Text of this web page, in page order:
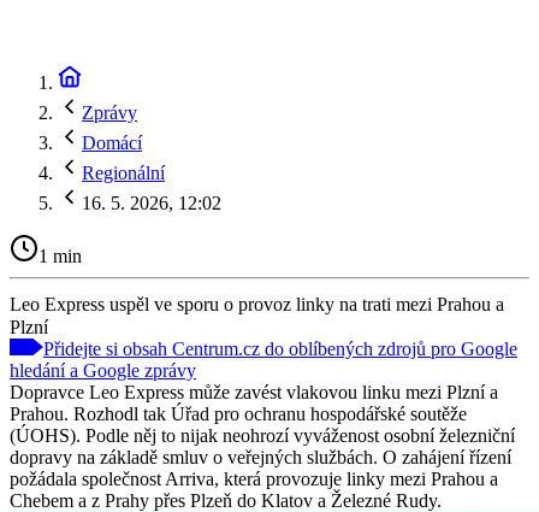
Zprávy
Domácí
Regionální
16. 5. 2026, 12:02
1 min
Leo Express uspěl ve sporu o provoz linky na trati mezi Prahou a
Plzní
Přidejte si obsah Centrum.cz do oblíbených zdrojů pro Google
hledání a Google zprávy
Dopravce Leo Express může zavést vlakovou linku mezi Plzní a
Prahou. Rozhodl tak Úřad pro ochranu hospodářské soutěže
(ÚOHS). Podle něj to nijak neohrozí vyváženost osobní železniční
dopravy na základě smluv o veřejných službách. O zahájení řízení
požádala společnost Arriva, která provozuje linky mezi Prahou a
Chebem a z Prahy přes Plzeň do Klatov a Železné Rudy.